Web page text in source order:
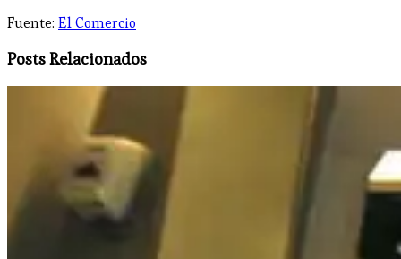
Fuente: El Comercio
Posts Relacionados